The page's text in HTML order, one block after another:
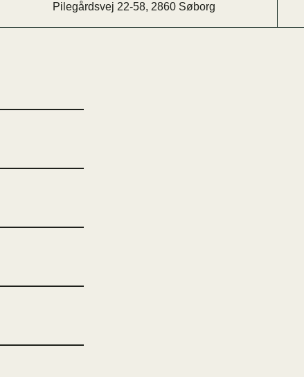
Pilegårdsvej 22-58, 2860 Søborg